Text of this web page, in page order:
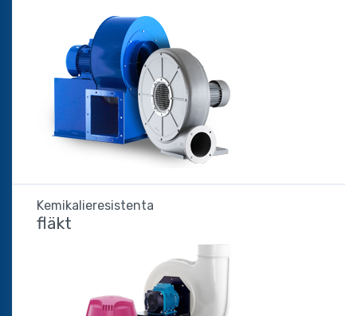
Kemikalieresistenta
fläkt